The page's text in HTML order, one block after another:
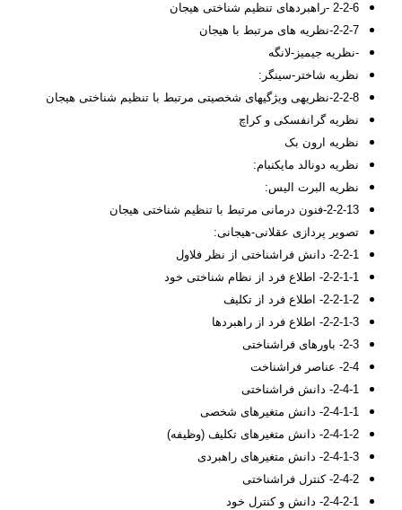
2-2-6 -راهبردهای تنظیم شناختی هیجان
2-2-7-نظریه های مرتبط با هیجان
-نظریه جیمیز-لانگه
نظریه شاختر-سینگر:
2-2-8-نظریه­ی ویژگی­های شخصیتی مرتبط با تنظیم شناختی هیجان
نظریه گرانفسکی و کراچ
نظریه ارون بک
نظریه دونالد مایکنبام:
نظریه البرت الیس:
2-2-13-فنون درمانی مرتبط با تنظیم شناختی هیجان
تصویر پردازی عقلانی-هیجانی:
2-2-1- دانش فراشناختی از نظر فلاول
2-2-1-1- اطلاع فرد از نظام شناختی خود
2-2-1-2- اطلاع فرد از تکلیف
2-2-1-3- اطلاع فرد از راهبردها
2-3- باورهای فراشناختی
2-4- عناصر فراشناخت
2-4-1- دانش فراشناختی
2-4-1-1- دانش متغیرهای شخصی
2-4-1-2- دانش متغیرهای تکلیف (وظیفه)
2-4-1-3- دانش متغیرهای راهبردی
2-4-2- کنترل فراشناختی
2-4-2-1- دانش و کنترل خود